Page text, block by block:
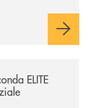
dell’operazione.
ELITE